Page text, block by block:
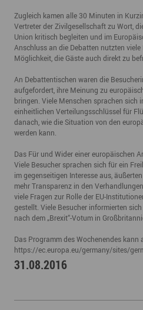
Zugleich kamen alle 30 Minuten in
Vertreter der Zivilgesellschaft zu Wort,
Union kritisch begleiten und im
Anschluss an die Debatten nutzten
Möglichkeit, die Gäste auch direkt zu
An Debattentischen waren die
aufgefordert, ihre Meinung zu
bringen. Viele Menschen sprachen sich
einheitlichen Verteilungsschlüssel für
danach, wie die Situation von den
werden kann.
Das Für und Wider einer europäischen
Viele Besucher sprachen sich für ein
im gegenseitigen Interesse aus,
mehr Transparenz in den
viele Fragen zur Rolle der EU-
gestellt. Viele Besucher informierten
nach dem „Brexit“-Votum in
Das Programm des Wochenendes kann
https://ec.europa.eu/germany/sites/
31.08.2016